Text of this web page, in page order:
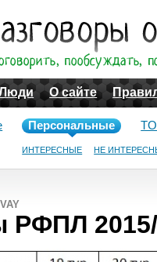
О сайте
Персональные
ИНТЕРЕСНЫЕ НЕ
РФПЛ